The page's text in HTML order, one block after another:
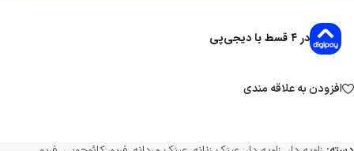
در ۴ قسط با دیجی‌پی
افزودن به علاقه مندی